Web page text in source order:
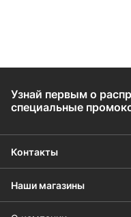
Узнай первым о
специальные
Контакты
Наши магазины